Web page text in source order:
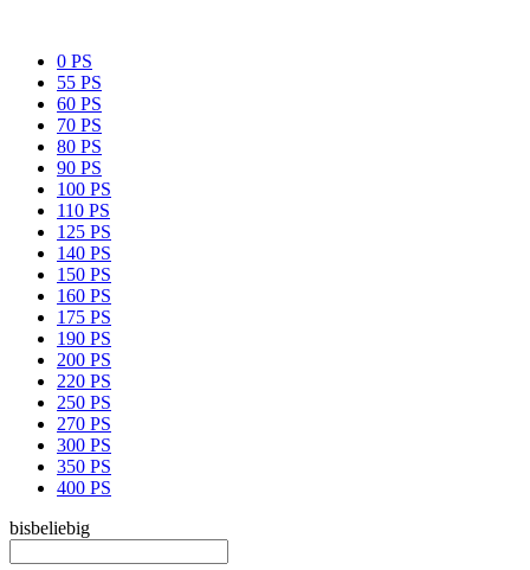
0 PS
55 PS
60 PS
70 PS
80 PS
90 PS
100 PS
110 PS
125 PS
140 PS
150 PS
160 PS
175 PS
190 PS
200 PS
220 PS
250 PS
270 PS
300 PS
350 PS
400 PS
bisbeliebig